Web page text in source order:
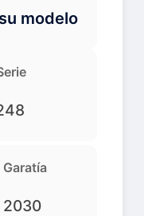
modelo
2030